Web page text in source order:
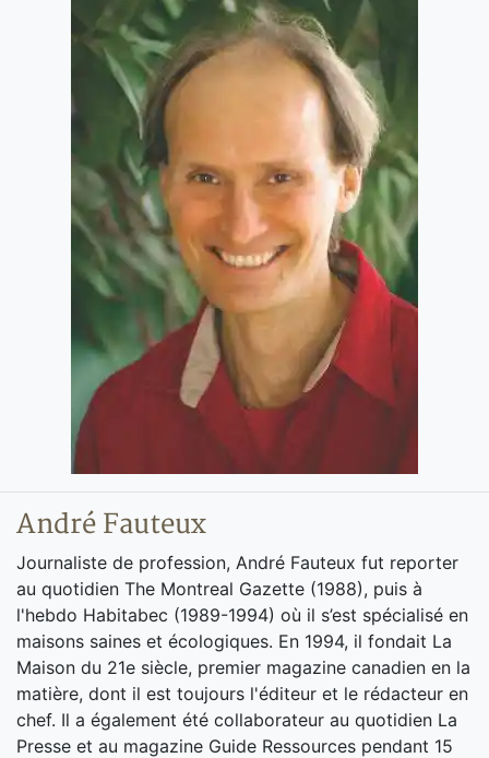
André Fauteux
Journaliste de profession, André Fauteux fut reporter
au quotidien The Montreal Gazette (1988), puis à
l'hebdo Habitabec (1989-1994) où il s’est spécialisé en
maisons saines et écologiques. En 1994, il fondait La
Maison du 21e siècle, premier magazine canadien en la
matière, dont il est toujours l'éditeur et le rédacteur en
chef. Il a également été collaborateur au quotidien La
Presse et au magazine Guide Ressources pendant 15